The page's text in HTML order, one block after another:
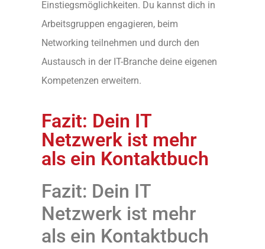
Einstiegsmöglichkeiten. Du kannst dich in
Arbeitsgruppen engagieren, beim
Networking teilnehmen und durch den
Austausch in der IT-Branche deine eigenen
Kompetenzen erweitern.
Fazit: Dein IT
Netzwerk ist mehr
als ein Kontaktbuch
Fazit: Dein IT
Netzwerk ist mehr
als ein Kontaktbuch